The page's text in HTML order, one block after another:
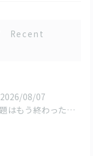
Recent
2026/08/07
宿題はもう終わった？山梨の中学生が知っておきたい「内申点」と夏休みの宿題の関係